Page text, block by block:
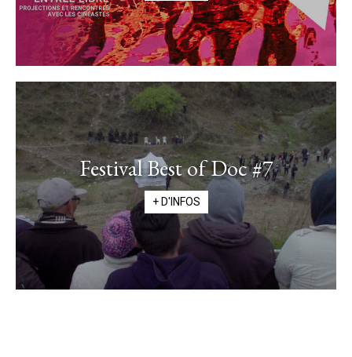
Festival Best of Doc #7
+ D'INFOS